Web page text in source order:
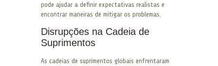
pode ajudar a definir expectativas realistas e
encontrar maneiras de mitigar os problemas.
Disrupções na Cadeia de
Suprimentos
As cadeias de suprimentos globais enfrentaram